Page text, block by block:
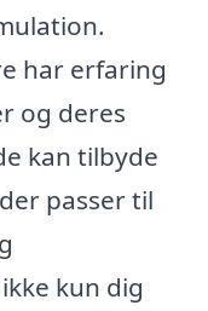
har erfaring
og deres
kan tilbyde
passer til
kun dig